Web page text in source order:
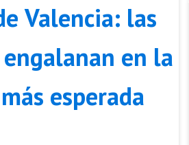
Valencia: las
en la
esperada